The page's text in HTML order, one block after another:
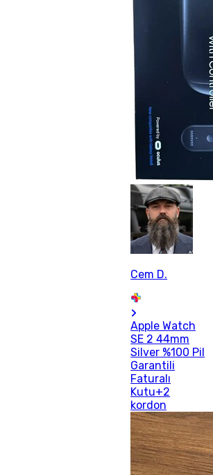
Cem D.
Apple Watch
SE 2 44mm
Silver %100 Pil
Garantili
Faturalı
Kutu+2
kordon